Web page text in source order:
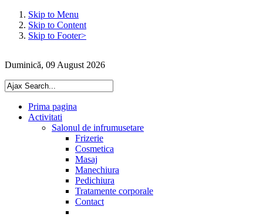
Skip to Menu
Skip to Content
Skip to Footer>
Duminică, 09 August 2026
Prima pagina
Activitati
Salonul de infrumusetare
Frizerie
Cosmetica
Masaj
Manechiura
Pedichiura
Tratamente corporale
Contact